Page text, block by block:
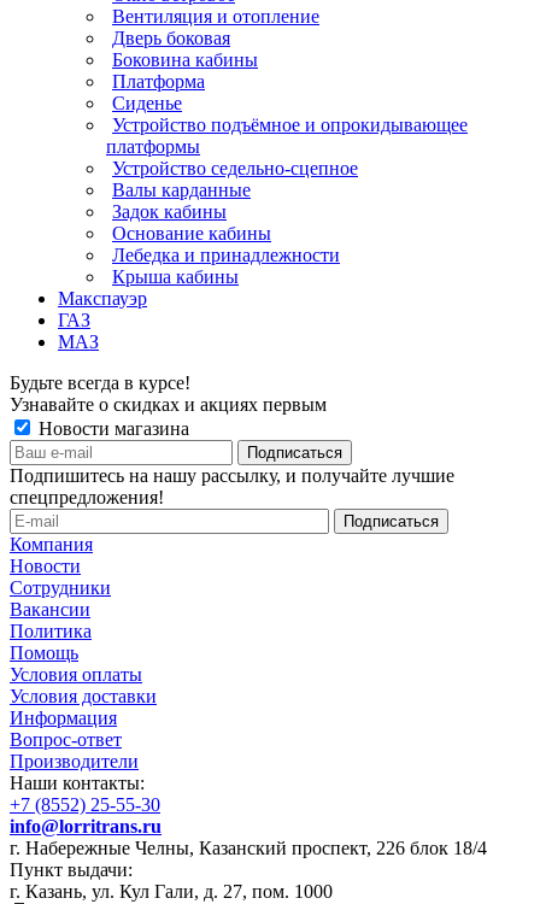
Вентиляция и отопление
Дверь боковая
Боковина кабины
Платформа
Сиденье
Устройство подъёмное и опрокидывающее
платформы
Устройство седельно-сцепное
Валы карданные
Задок кабины
Основание кабины
Лебедка и принадлежности
Крыша кабины
Макспауэр
ГАЗ
МАЗ
Будьте всегда в курсе!
Узнавайте о скидках и акциях первым
Новости магазина
Подпишитесь на нашу рассылку, и получайте лучшие
спецпредложения!
Компания
Новости
Сотрудники
Вакансии
Политика
Помощь
Условия оплаты
Условия доставки
Информация
Вопрос-ответ
Производители
Наши контакты:
+7 (8552) 25-55-30
info@lorritrans.ru
г. Набережные Челны, Казанский проспект, 226 блок 18/4
Пункт выдачи:
г. Казань, ул. Кул Гали, д. 27, пом. 1000